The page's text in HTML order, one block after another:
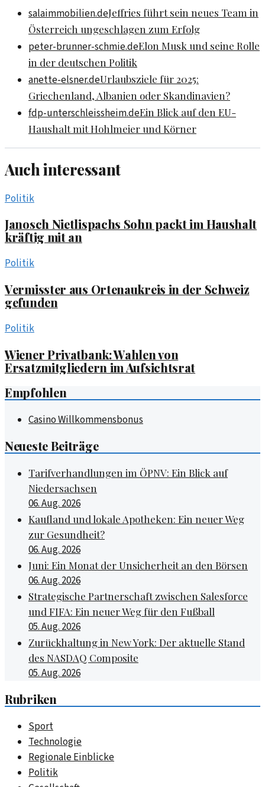
salaimmobilien.deJeffries führt sein neues Team in
Österreich ungeschlagen zum Erfolg
peter-brunner-schmie.deElon Musk und seine Rolle
in der deutschen Politik
anette-elsner.deUrlaubsziele für 2025:
Griechenland, Albanien oder Skandinavien?
fdp-unterschleissheim.deEin Blick auf den EU-
Haushalt mit Hohlmeier und Körner
Auch interessant
Politik
Janosch Nietlispachs Sohn packt im Haushalt
kräftig mit an
Politik
Vermisster aus Ortenaukreis in der Schweiz
gefunden
Politik
Wiener Privatbank: Wahlen von
Ersatzmitgliedern im Aufsichtsrat
Empfohlen
Casino Willkommensbonus
Neueste Beiträge
Tarifverhandlungen im ÖPNV: Ein Blick auf
Niedersachsen
06. Aug. 2026
Kaufland und lokale Apotheken: Ein neuer Weg
zur Gesundheit?
06. Aug. 2026
Juni: Ein Monat der Unsicherheit an den Börsen
06. Aug. 2026
Strategische Partnerschaft zwischen Salesforce
und FIFA: Ein neuer Weg für den Fußball
05. Aug. 2026
Zurückhaltung in New York: Der aktuelle Stand
des NASDAQ Composite
05. Aug. 2026
Rubriken
Sport
Technologie
Regionale Einblicke
Politik